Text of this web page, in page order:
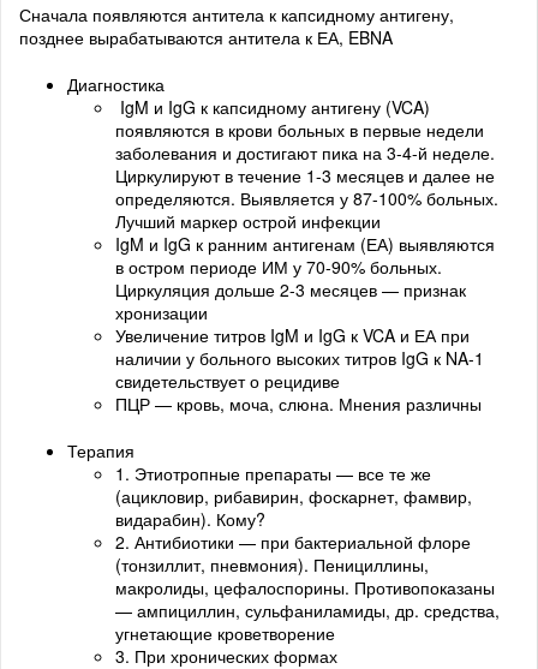
Сначала появляются антитела к капсидному антигену,
позднее вырабатываются антитела к ЕА, EBNA
Диагностика
IgM и IgG к капсидному антигену (VCA)
появляются в крови больных в первые недели
заболевания и достигают пика на 3-4-й неделе.
Циркулируют в течение 1-3 месяцев и далее не
определяются. Выявляется у 87-100% больных.
Лучший маркер острой инфекции
IgM и IgG к ранним антигенам (ЕА) выявляются
в остром периоде ИМ у 70-90% больных.
Циркуляция дольше 2-3 месяцев — признак
хронизации
Увеличение титров IgM и IgG к VCA и ЕА при
наличии у больного высоких титров IgG к NA-1
свидетельствует о рецидиве
ПЦР — кровь, моча, слюна. Мнения различны
Терапия
1. Этиотропные препараты — все те же
(ацикловир, рибавирин, фоскарнет, фамвир,
видарабин). Кому?
2. Антибиотики — при бактериальной флоре
(тонзиллит, пневмония). Пенициллины,
макролиды, цефалоспорины. Противопоказаны
— ампициллин, сульфаниламиды, др. средства,
угнетающие кроветворение
3. При хронических формах